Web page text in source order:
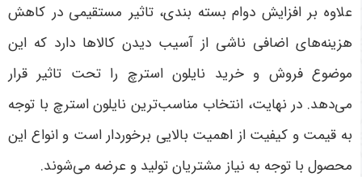
علاوه بر افزایش دوام بسته بندی، تاثیر مستقیمی در کاهش
هزینه‌های اضافی ناشی از آسیب دیدن کالاها دارد که این
موضوع فروش و خرید نایلون استرچ را تحت تاثیر قرار
می‌دهد. در نهایت، انتخاب مناسب‌ترین نایلون استرچ با توجه
به قیمت و کیفیت از اهمیت بالایی برخوردار است و انواع این
محصول با توجه به نیاز مشتریان تولید و عرضه می‌شوند.